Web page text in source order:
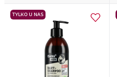
TYLKO U NAS